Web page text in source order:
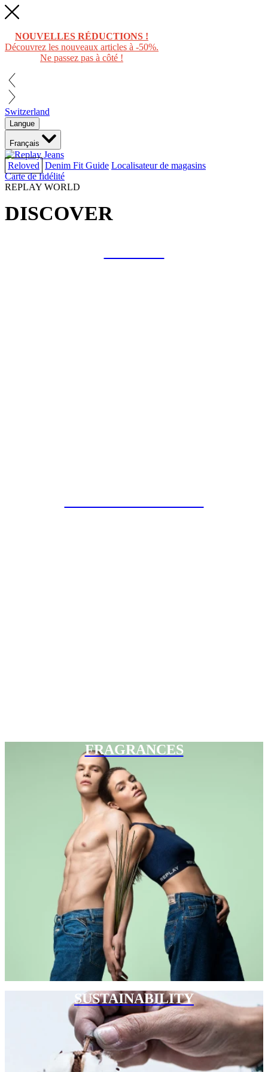
NOUVELLES RÉDUCTIONS !
Découvrez les nouveaux articles à -50%.
Ne passez pas à côté !
Switzerland
Langue
Français
Reloved Denim Fit Guide Localisateur de magasins
Carte de fidélité
REPLAY WORLD
DISCOVER
FRAGRANCES
SUSTAINABILITY